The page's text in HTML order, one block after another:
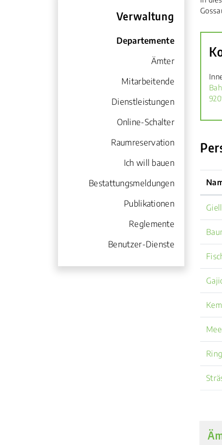
Verwaltung
Departemente
Ämter
Mitarbeitende
Dienstleistungen
Online-Schalter
Raumreservation
Ich will bauen
Bestattungsmeldungen
Publikationen
Reglemente
Benutzer-Dienste